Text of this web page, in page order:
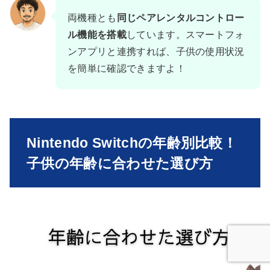
両機種とも 同じペアレンタルコントロー
ル機能を搭載しています。スマートフォ
ンアプリと連携すれば、子供の使用状況
を簡単に確認できますよ！
Nintendo Switchの年齢別比較！
子供の年齢に合わせた選び方